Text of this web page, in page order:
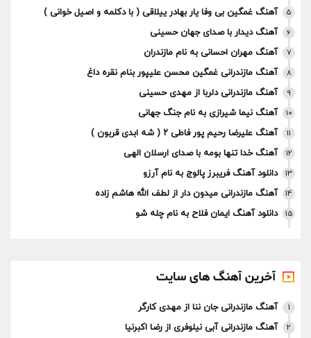
5 آهنگ غمگین بی وفا یار بهادر ییلاقی ( با دکلمه و اصیل خوانی )
6 آهنگ دیدار با صدای جهان حسینی
7 آهنگ مهران احسانی به نام مازندران
8 آهنگ مازندرانی غمگین محسن علیپور بنام نقره داغ
9 آهنگ مازندرانی دلربا از مهدی حسینی
10 آهنگ نیما شیرازی به نام جنگ جهانی
11 آهنگ علیرضا رحیم پور فاطی ۲ ( شه ابدی قربون )
12 آهنگ خدا تنها بومه با صدای ارسلان الهی
13 دانلود آهنگ فریبرز پالوج به نام آرزو
14 آهنگ مازندرانی میدون دار از لطف الله هاشم زاده
15 دانلود آهنگ ایمان فلاح به نام چله شو
آخرین آهنگ های سایت
1 آهنگ مازندرانی جان ننا از مهدی کارگر
2 آهنگ مازندرانی آبی نیلوفری از رضا اکبرنیا